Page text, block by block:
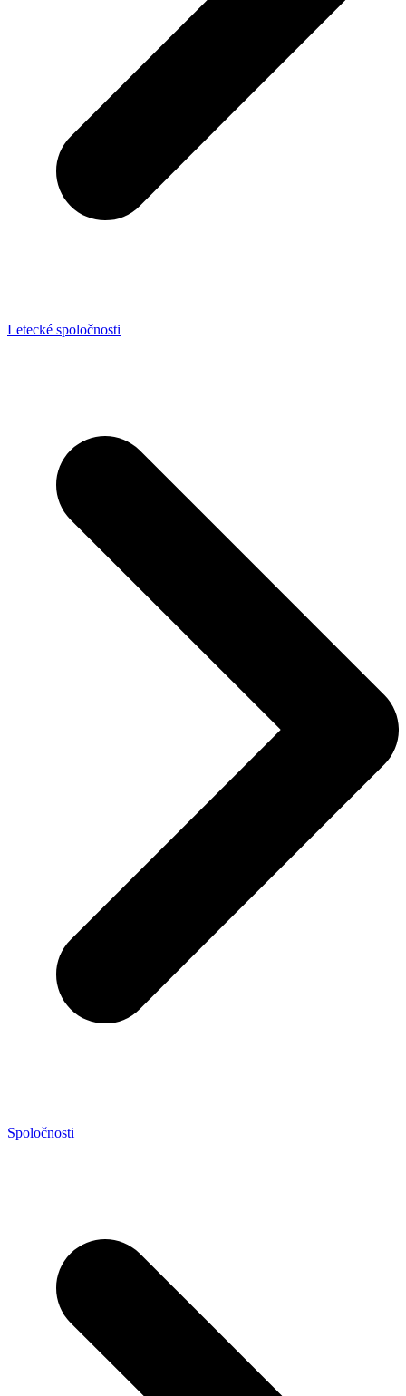
Letecké spoločnosti
Spoločnosti